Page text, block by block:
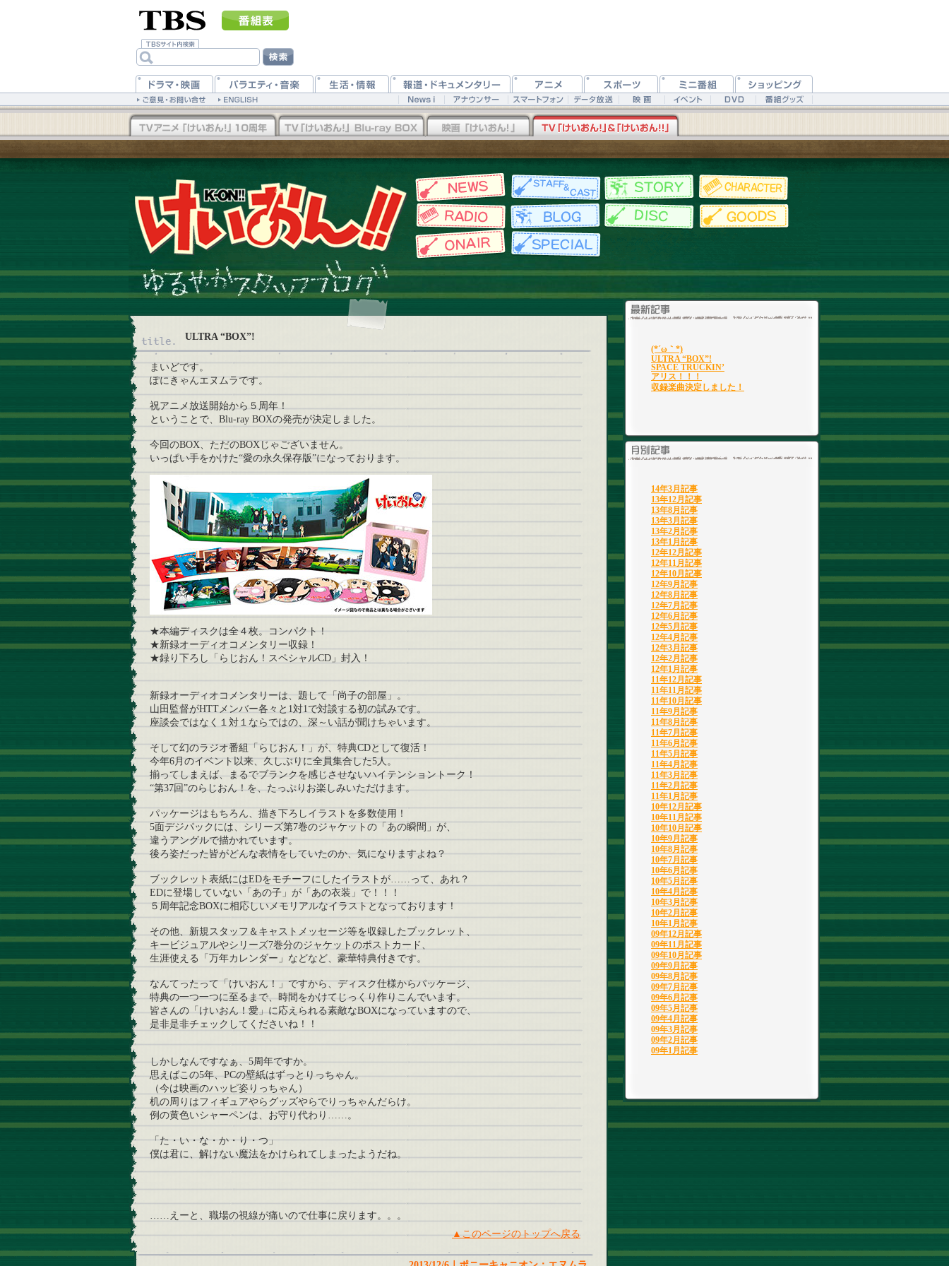
ULTRA “BOX”!
まいどです。
ぽにきゃんエヌムラです。
祝アニメ放送開始から５周年！
ということで、Blu-ray BOXの発売が決定しました。
今回のBOX、ただのBOXじゃございません。
いっぱい手をかけた“愛の永久保存版”になっております。
★本編ディスクは全４枚。コンパクト！
★新録オーディオコメンタリー収録！
★録り下ろし「らじおん！スペシャルCD」封入！
新録オーディオコメンタリーは、題して「尚子の部屋」。
山田監督がHTTメンバー各々と1対1で対談する初の試みです。
座談会ではなく１対１ならではの、深～い話が聞けちゃいます。
そして幻のラジオ番組「らじおん！」が、特典CDとして復活！
今年6月のイベント以来、久しぶりに全員集合した5人。
揃ってしまえば、まるでブランクを感じさせないハイテンショントーク！
“第37回”のらじおん！を、たっぷりお楽しみいただけます。
パッケージはもちろん、描き下ろしイラストを多数使用！
5面デジパックには、シリーズ第7巻のジャケットの「あの瞬間」が、
違うアングルで描かれています。
後ろ姿だった皆がどんな表情をしていたのか、気になりますよね？
ブックレット表紙にはEDをモチーフにしたイラストが……って、あれ？
EDに登場していない「あの子」が「あの衣装」で！！！
５周年記念BOXに相応しいメモリアルなイラストとなっております！
その他、新規スタッフ＆キャストメッセージ等を収録したブックレット、
キービジュアルやシリーズ7巻分のジャケットのポストカード、
生涯使える「万年カレンダー」などなど、豪華特典付きです。
なんてったって「けいおん！」ですから、ディスク仕様からパッケージ、
特典の一つ一つに至るまで、時間をかけてじっくり作りこんでいます。
皆さんの「けいおん！愛」に応えられる素敵なBOXになっていますので、
是非是非チェックしてくださいね！！
しかしなんですなぁ、5周年ですか。
思えばこの5年、PCの壁紙はずっとりっちゃん。
（今は映画のハッピ姿りっちゃん）
机の周りはフィギュアやらグッズやらでりっちゃんだらけ。
例の黄色いシャーペンは、お守り代わり……。
「た・い・な・か・り・つ」
僕は君に、解けない魔法をかけられてしまったようだね。
……えーと、職場の視線が痛いので仕事に戻ります。。。
▲このページのトップへ戻る
(*´ω｀*)
ULTRA “BOX”!
SPACE TRUCKIN’
アリス！！！
収録楽曲決定しました！
14年3月記事
13年12月記事
13年8月記事
13年3月記事
13年2月記事
13年1月記事
12年12月記事
12年11月記事
12年10月記事
12年9月記事
12年8月記事
12年7月記事
12年6月記事
12年5月記事
12年4月記事
12年3月記事
12年2月記事
12年1月記事
11年12月記事
11年11月記事
11年10月記事
11年9月記事
11年8月記事
11年7月記事
11年6月記事
11年5月記事
11年4月記事
11年3月記事
11年2月記事
11年1月記事
10年12月記事
10年11月記事
10年10月記事
10年9月記事
10年8月記事
10年7月記事
10年6月記事
10年5月記事
10年4月記事
10年3月記事
10年2月記事
10年1月記事
09年12月記事
09年11月記事
09年10月記事
09年9月記事
09年8月記事
09年7月記事
09年6月記事
09年5月記事
09年4月記事
09年3月記事
09年2月記事
09年1月記事